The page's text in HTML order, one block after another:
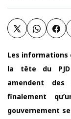
Les informations
la tête du
amendent
finalement
gouvernement